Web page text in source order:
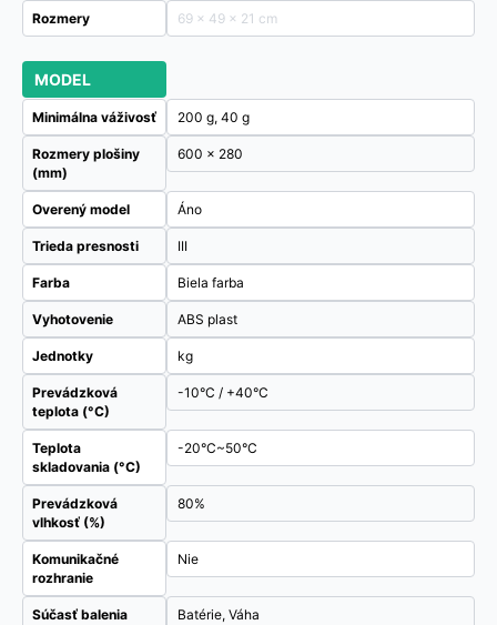
Rozmery 69 × 49 × 21 cm
MODEL
Minimálna váživosť 200 g, 40 g
Rozmery plošiny
(mm)
600 x 280
Overený model Áno
Trieda presnosti III
Farba Biela farba
Vyhotovenie ABS plast
Jednotky kg
Prevádzková
teplota (°C)
-10°C / +40°C
Teplota
skladovania (°C)
-20°C~50°C
Prevádzková
vlhkosť (%)
80%
Komunikačné
rozhranie
Nie
Súčasť balenia Batérie, Váha